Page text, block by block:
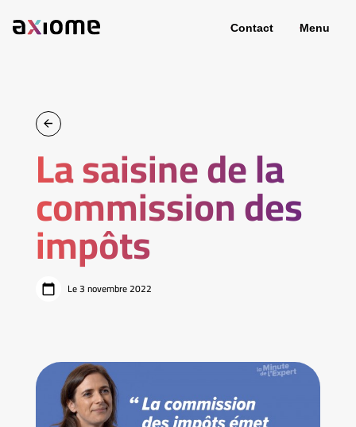
Contact Menu
La saisine de la
commission des
impôts
Le 3 novembre 2022